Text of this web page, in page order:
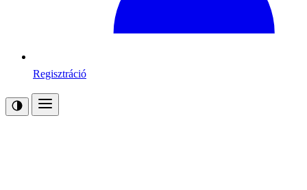
Regisztráció